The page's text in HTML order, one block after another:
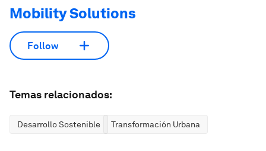
Mobility Solutions
Follow
Temas relacionados:
Desarrollo Sostenible Transformación Urbana